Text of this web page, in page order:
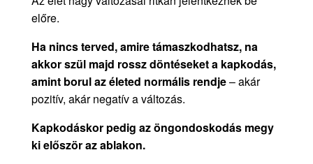
előre.
Ha nincs terved, amire támaszkodhatsz, na
akkor szül majd rossz döntéseket a kapkodás,
amint borul az életed normális rendje– akár
pozitív, akár negatív a változás.
Kapkodáskor pedig az öngondoskodás megy
ki először az ablakon.